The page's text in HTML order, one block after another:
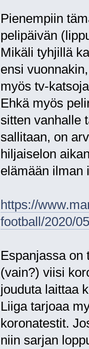
Pienempiin
pelipäivän
Mikäli tyhjillä
ensi
myös tv-
Ehkä myös
sitten vanhalle
sallitaan, on
hiljaiselon
elämään ilman
https://
football/2020/
Espanjassa on
(vain?) viisi
jouduta laittaa
Liiga tarjoaa
koronatestit.
niin sarjan